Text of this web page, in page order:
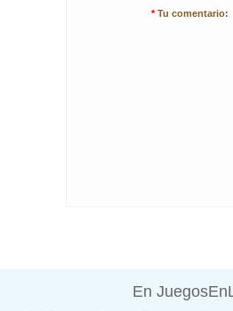
* Tu comentario:
En